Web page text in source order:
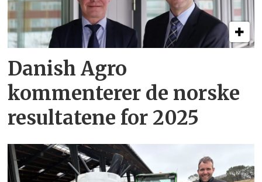
Danish Agro
kommenterer de norske
resultatene for 2025